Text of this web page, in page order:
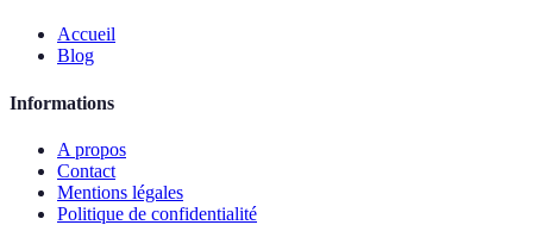
Accueil
Blog
Informations
A propos
Contact
Mentions légales
Politique de confidentialité